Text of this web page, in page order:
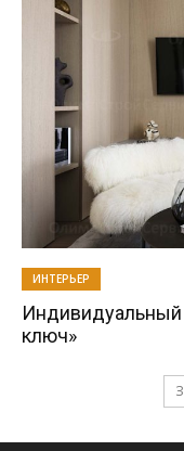
ИНТЕРЬЕР
Индивидуальный
ключ»